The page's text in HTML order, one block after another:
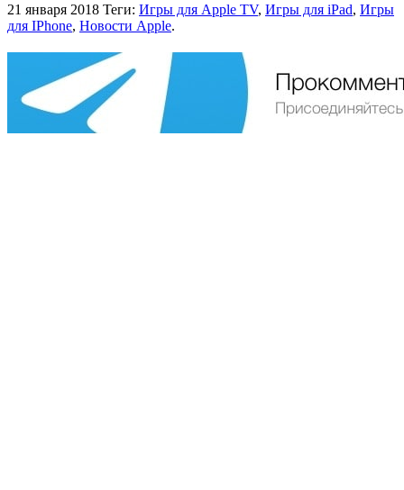
21 января 2018 Теги: Игры для Apple TV, Игры для iPad, Игры
для IPhone, Новости Apple.